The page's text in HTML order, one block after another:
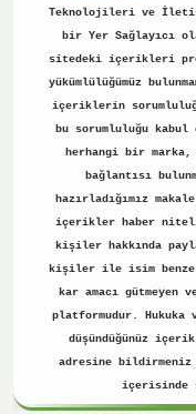
Teknolojileri ve
bir Yer Sağlayıcı
sitedeki içerikleri
yükümlülüğümüz
içeriklerin
bu sorumluluğu
herhangi bir
bağlantısı
hazırladığımız
içerikler haber
kişiler hakkında
kişiler ile isim
kar amacı
platformudur. Hukuka
düşündüğünüz
adresine
içerisinde